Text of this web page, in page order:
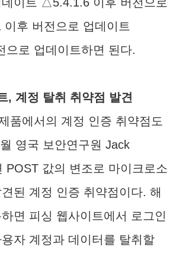
후 버전으로 업데이트
로 업데이트하면 된다.
, 계정 탈취 취약점 발견
품에서의 계정 인증 취약점도
영국 보안연구원 Jack
POST 값의 변조로 마이크로소
된 계정 인증 취약점이다. 해
면 피싱 웹사이트에서 로그인
자 계정과 데이터를 탈취할